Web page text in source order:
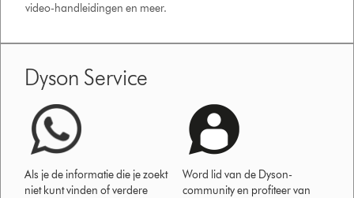
video-handleidingen en meer.
Dyson Service
Als je de informatie die je zoekt
niet kunt vinden of verdere
Word lid van de Dyson-
community en profiteer van